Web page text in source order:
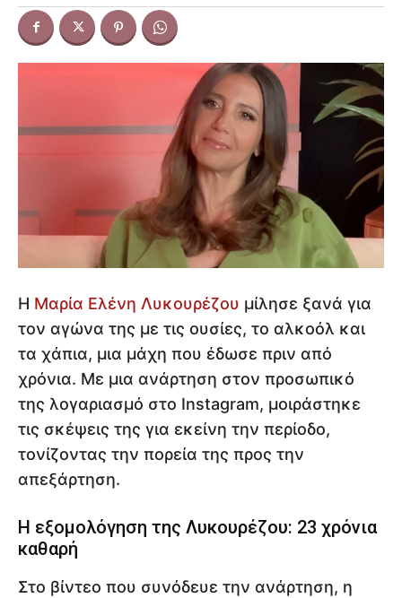
Η Μαρία Ελένη Λυκουρέζου μίλησε ξανά για
τον αγώνα της με τις ουσίες, το αλκοόλ και
τα χάπια, μια μάχη που έδωσε πριν από
χρόνια. Με μια ανάρτηση στον προσωπικό
της λογαριασμό στο Instagram, μοιράστηκε
τις σκέψεις της για εκείνη την περίοδο,
τονίζοντας την πορεία της προς την
απεξάρτηση.
Η εξομολόγηση της Λυκουρέζου: 23 χρόνια
καθαρή
Στο βίντεο που συνόδευε την ανάρτηση, η